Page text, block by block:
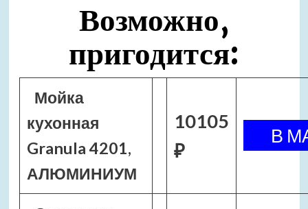
Возможно,
пригодится:
Мойка
кухонная
Granula 4201,
АЛЮМИНИУМ
10105
₽